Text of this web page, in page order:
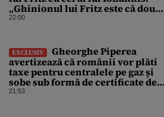
„Ghinionul lui Fritz este că două
instanțe l-au declarat
22:00
EXCLUSIV
Gheorghe Piperea
avertizează că românii vor plăti
taxe pentru centralele pe gaz și
sobe sub formă de certificate de
CO2
21:53